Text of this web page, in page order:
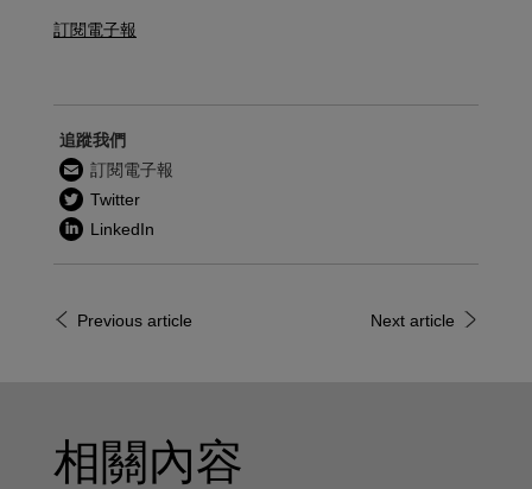
訂閱電子報
追蹤我們
訂閱電子報
Twitter
LinkedIn
Previous article Next article
相關內容